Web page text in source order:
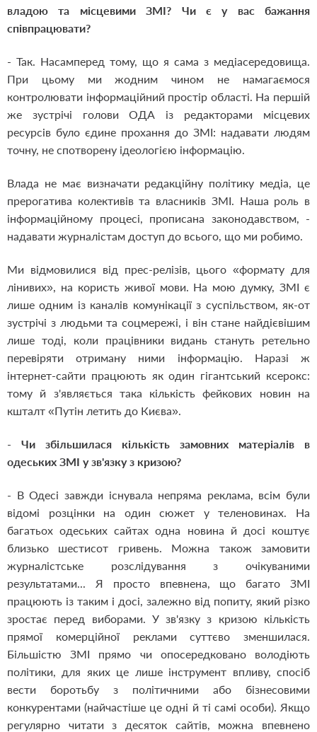
владою та місцевими ЗМІ? Чи є у вас бажання
співпрацювати?
- Так. Насамперед тому, що я сама з медіасередовища.
При цьому ми жодним чином не намагаємося
контролювати інформаційний простір області. На першій
же зустрічі голови ОДА із редакторами місцевих
ресурсів було єдине прохання до ЗМІ: надавати людям
точну, не спотворену ідеологією інформацію.
Влада не має визначати редакційну політику медіа, це
прерогатива колективів та власників ЗМІ. Наша роль в
інформаційному процесі, прописана законодавством, -
надавати журналістам доступ до всього, що ми робимо.
Ми відмовилися від прес-релізів, цього «формату для
лінивих», на користь живої мови. На мою думку, ЗМІ є
лише одним із каналів комунікації з суспільством, як-от
зустрічі з людьми та соцмережі, і він стане найдієвішим
лише тоді, коли працівники видань стануть ретельно
перевіряти отриману ними інформацію. Наразі ж
інтернет-сайти працюють як один гігантський ксерокс:
тому й з'являється така кількість фейкових новин на
кшталт «Путін летить до Києва».
- Чи збільшилася кількість замовних матеріалів в
одеських ЗМІ у зв'язку з кризою?
- В Одесі завжди існувала непряма реклама, всім були
відомі розцінки на один сюжет у теленовинах. На
багатьох одеських сайтах одна новина й досі коштує
близько шестисот гривень. Можна також замовити
журналістське розслідування з очікуваними
результатами... Я просто впевнена, що багато ЗМІ
працюють із таким і досі, залежно від попиту, який різко
зростає перед виборами. У зв'язку з кризою кількість
прямої комерційної реклами суттєво зменшилася.
Більшістю ЗМІ прямо чи опосередковано володіють
політики, для яких це лише інструмент впливу, спосіб
вести боротьбу з політичними або бізнесовими
конкурентами (найчастіше це одні й ті самі особи). Якщо
регулярно читати з десяток сайтів, можна впевнено